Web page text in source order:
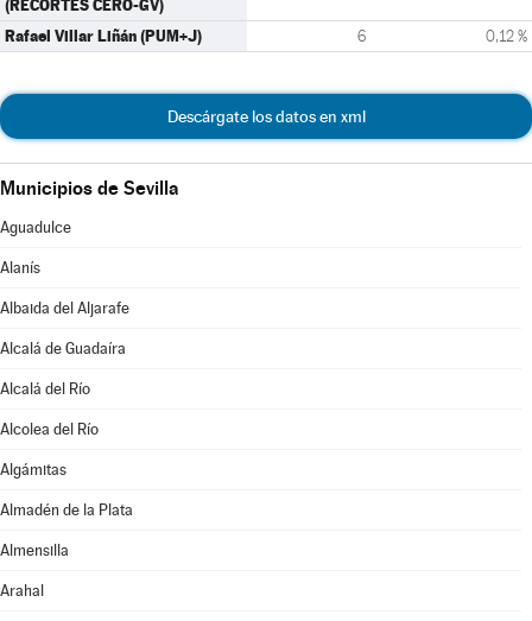
(RECORTES CERO-GV)
Rafael Villar Liñán (PUM+J) 6 0,12 %
Descárgate los datos en xml
Municipios de Sevilla
Aguadulce
Alanís
Albaida del Aljarafe
Alcalá de Guadaíra
Alcalá del Río
Alcolea del Río
Algámitas
Almadén de la Plata
Almensilla
Arahal